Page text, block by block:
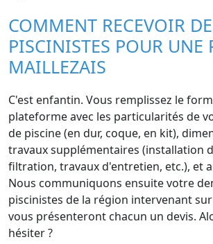
COMMENT RECEVOIR
PISCINISTES POUR UNE
MAILLEZAIS
C'est enfantin. Vous remplissez le
plateforme avec les particularités de
de piscine (en dur, coque, en kit),
travaux supplémentaires (installation
filtration, travaux d'entretien, etc.), et
Nous communiquons ensuite votre
piscinistes de la région intervenant
vous présenteront chacun un devis.
hésiter ?